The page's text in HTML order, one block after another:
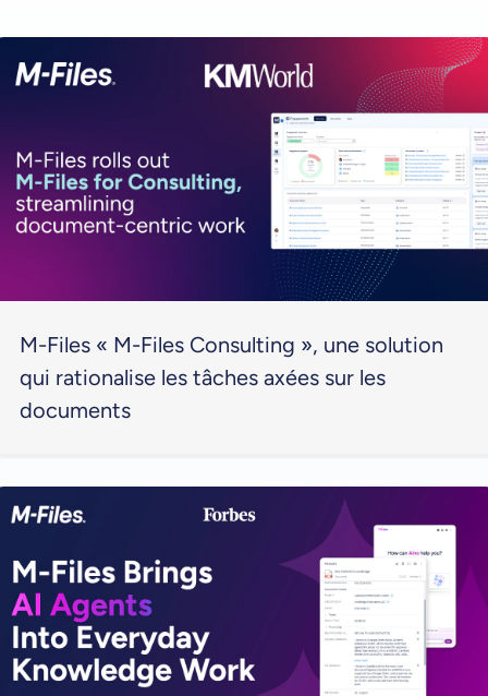
M-Files « M-Files Consulting », une solution
qui rationalise les tâches axées sur les
documents